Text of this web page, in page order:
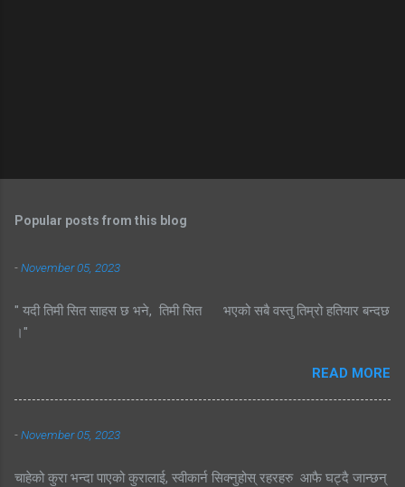
Popular posts from this blog
-November 05, 2023
" यदी तिमी सित साहस छ भने, तिमी सित भएको सबै वस्तु तिम्रो हतियार बन्दछ
।"
READ MORE
-November 05, 2023
चाहेको कुरा भन्दा पाएको कुरालाई, स्वीकार्न सिक्नुहोस् रहरहरु आफै घट्दै जान्छन्